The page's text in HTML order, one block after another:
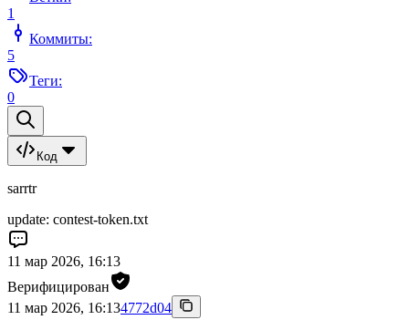
1
Коммиты:
5
Теги:
0
Код
sarrtr
update: contest-token.txt
11 мар 2026, 16:13
Верифицирован
11 мар 2026, 16:134772d04